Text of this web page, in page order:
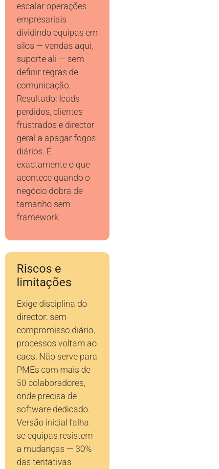
escalar operações
empresariais
dividindo equipas em
silos — vendas aqui,
suporte ali — sem
definir regras de
comunicação.
Resultado: leads
perdidos, clientes
frustrados e director
geral a apagar fogos
diários. É
exactamente o que
acontece quando o
negócio dobra de
tamanho sem
framework.
Riscos e
limitações
Exige disciplina do
director: sem
compromisso diário,
processos voltam ao
caos. Não serve para
PMEs com mais de
50 colaboradores,
onde precisa de
software dedicado.
Versão inicial falha
se equipas resistem
a mudanças — 30%
das tentativas